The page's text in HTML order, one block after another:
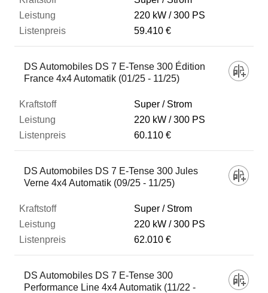
220 kW
300 PS
59.410 €
DS Automobiles DS 7 E-Tense 300 Édition
France 4x4 Automatik (01/25 - 11/25)
Super / Strom
220 kW
300 PS
60.110 €
DS Automobiles DS 7 E-Tense 300 Jules
Verne 4x4 Automatik (09/25 - 11/25)
Super / Strom
220 kW
300 PS
62.010 €
DS Automobiles DS 7 E-Tense 300
Performance Line 4x4 Automatik (11/22 -